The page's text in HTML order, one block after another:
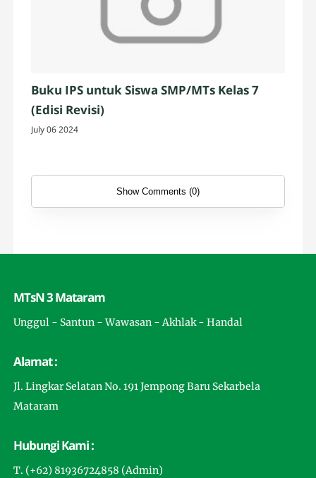
Buku IPS untuk Siswa SMP/MTs Kelas 7
(Edisi Revisi)
July 06 2024
Show Comments (0)
MTsN 3 Mataram
Unggul - Santun - Wawasan - Akhlak - Handal
Alamat :
Jl. Lingkar Selatan No. 191 Jempong Baru Sekarbela
Mataram
Hubungi Kami :
T. (+62) 81936724858 (Admin)